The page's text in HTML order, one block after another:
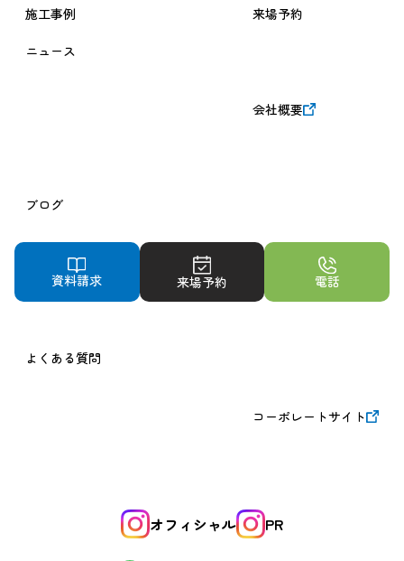
施工事例
ニュース
ブログ
よくある質問
来場予約
会社概要
注文住宅サイト
コーポレートサイト
オフィシャル PR
資料請求 来場予約 電話